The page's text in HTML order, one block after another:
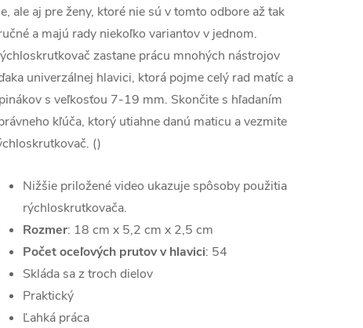
ale aj pre ženy, ktoré nie sú v tomto odbore až tak
a majú rady niekoľko variantov v jednom.
zastane prácu mnohých nástrojov
univerzálnej hlavici, ktorá pojme celý rad matíc a
s veľkosťou 7-19 mm. Skončite s hľadaním
kľúča, ktorý utiahne danú maticu a vezmite
()
Nižšie priložené video ukazuje spôsoby použitia
rýchloskrutkovača.
Rozmer: 18 cm x 5,2 cm x 2,5 cm
Počet oceľových prutov v hlavici: 54
Skláda sa z troch dielov
Praktický
Ľahká práca